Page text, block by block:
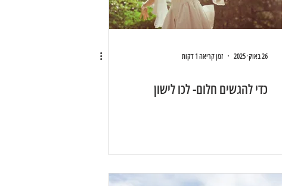
26 באוק׳ 2025 זמן קריאה 1 דקות
כדי להגשים חלום- לכו לישון